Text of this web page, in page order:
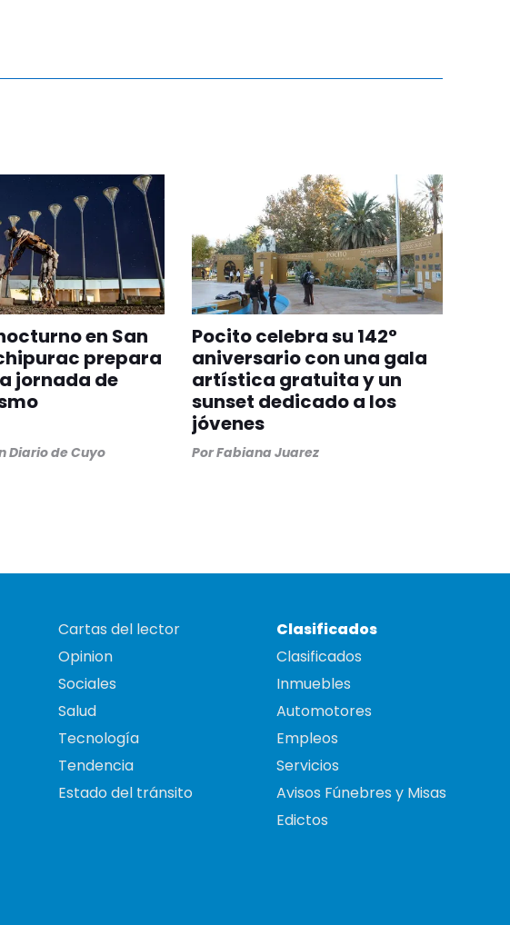
en San
prepara
jornada de
Diario de Cuyo
Pocito celebra su 142°
aniversario con una gala
artística gratuita y un
sunset dedicado a los
jóvenes
PorFabiana Juarez
Cartas del lector
Opinion
Sociales
Salud
Tecnología
Tendencia
Estado del tránsito
Clasificados
Clasificados
Inmuebles
Automotores
Empleos
Servicios
Avisos Fúnebres y Misas
Edictos